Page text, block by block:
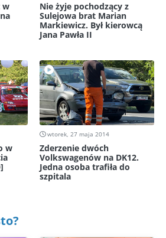
w
Nie żyje pochodzący z
Sulejowa brat Marian
Markiewicz. Był kierowcą
Jana Pawła II
w
wtorek, 27 maja 2014
Zderzenie dwóch
Volkswagenów na DK12.
Jedna osoba trafiła do
szpitala